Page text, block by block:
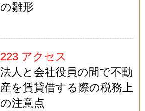
の雛形
223 アクセス
法人と会社役員の間で不動
産を賃貸借する際の税務上
の注意点